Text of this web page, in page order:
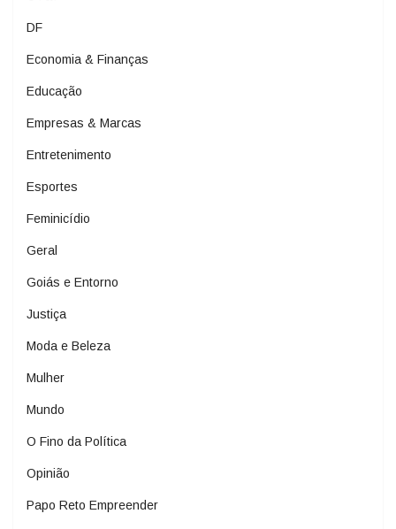
DF
Economia & Finanças
Educação
Empresas & Marcas
Entretenimento
Esportes
Feminicídio
Geral
Goiás e Entorno
Justiça
Moda e Beleza
Mulher
Mundo
O Fino da Política
Opinião
Papo Reto Empreender